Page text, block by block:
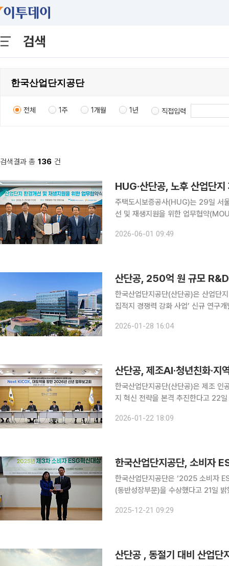
검색
전체 1주 1개월 1년 직접입력
검색결과 총 136 건
HUG·산단공, 노후 산업단
주택도시보증공사(HUG)는 29일 서
선 및 재생지원을 위한 업무협약(MOU)을 체결했다고
산업단지 4X는 인공지능 전환(AX),
2026-06-01 09:49
산단공, 250억 원 규모
한국산업단지공단(산단공)은 산업단
집적지 경쟁력 강화 사업’ 신규 연구개발(R&D) 과제 공모를 추진한다고 28일 밝혔다. 이번 공모는
(△국제규범 공동대응 기술개발 △다
2026-01-28 16:04
산단공, 제조AI·청년친화·지
한국산업단지공단(산단공)은 제조 인
지 혁신 전략을 본격 추진한다고 22일 밝혔다. 산단공은 21일 대구 본사에서
산업단지를 혁신공간으로 대전환하
2026-01-22 18:09
한국산업단지공단, 소비자
한국산업단지공단은 ‘2025 소비자
(동반성장부문)을 수상했다고 21일 밝혔다. 소비자 ESG 혁신대상은 ESG소비자이니
비자 참여를 바탕으로 ESG 가치 확
2025-12-21 09:29
산단공 , 동절기 대비 산업단